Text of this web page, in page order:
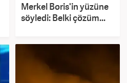
Merkel Boris'in yüzüne
söyledi: Belki çözüm...